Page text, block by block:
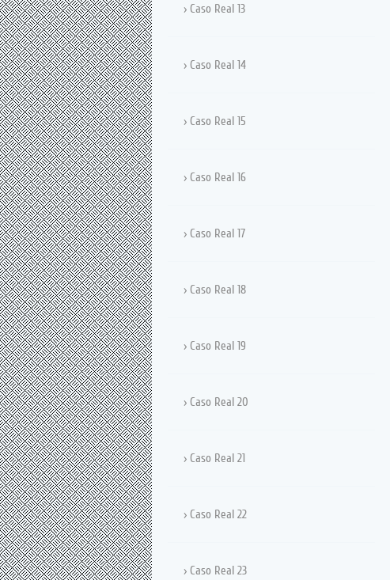
Caso Real 13
Caso Real 14
Caso Real 15
Caso Real 16
Caso Real 17
Caso Real 18
Caso Real 19
Caso Real 20
Caso Real 21
Caso Real 22
Caso Real 23